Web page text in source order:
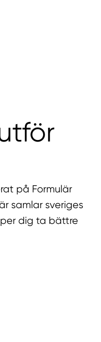
på Formulär
samlar sveriges
dig ta bättre